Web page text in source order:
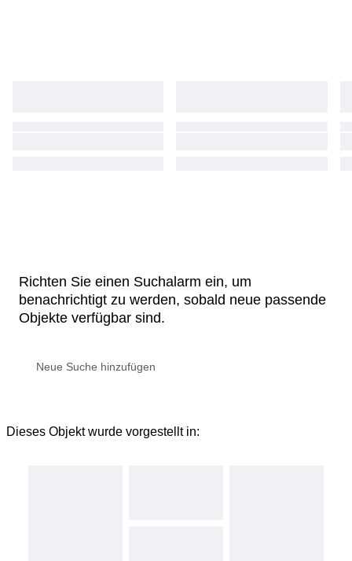
Richten Sie einen Suchalarm ein, um
benachrichtigt zu werden, sobald neue passende
Objekte verfügbar sind.
Dieses Objekt wurde vorgestellt in: